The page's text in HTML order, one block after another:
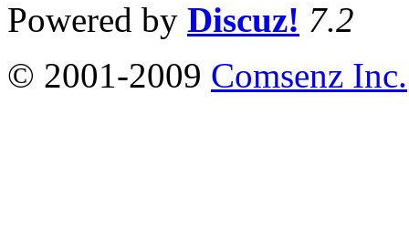
Powered by Discuz! 7.2
© 2001-2009 Comsenz Inc.